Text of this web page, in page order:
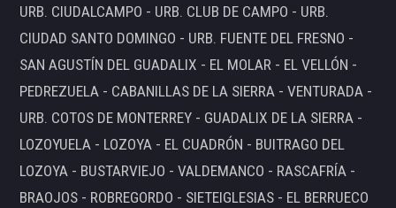
URB. CIUDALCAMPO - URB. CLUB DE CAMPO - URB.
CIUDAD SANTO DOMINGO - URB. FUENTE DEL FRESNO -
SAN AGUSTÍN DEL GUADALIX - EL MOLAR - EL VELLÓN -
PEDREZUELA - CABANILLAS DE LA SIERRA - VENTURADA -
URB. COTOS DE MONTERREY - GUADALIX DE LA SIERRA -
LOZOYUELA - LOZOYA - EL CUADRÓN - BUITRAGO DEL
LOZOYA - BUSTARVIEJO - VALDEMANCO - RASCAFRÍA -
BRAOJOS - ROBREGORDO - SIETEIGLESIAS - EL BERRUECO